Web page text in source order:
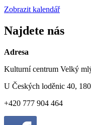
Zobrazit kalendář
Najdete nás
Adresa
Kulturní centrum Velký
U Českých loděnic 40,
+420 777 904 464